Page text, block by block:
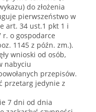
do złożenia
pierwszeństwo w
art. 34 ust.1 pkt 1 i
o gospodarce
1145 z późn. zm.).
wnioski od osób,
nabyciu
przepisów.
przetarg jedynie z
7 dni od dnia